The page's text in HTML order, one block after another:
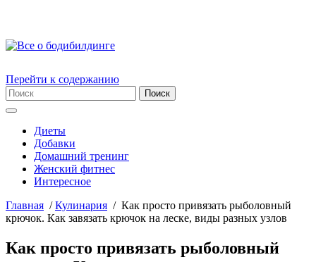
Перейти к содержанию
Диеты
Добавки
Домашний тренинг
Женский фитнес
Интересное
Главная /Кулинария / Как просто привязать рыболовный
крючок. Как завязать крючок на леске, виды разных узлов
Как просто привязать рыболовный